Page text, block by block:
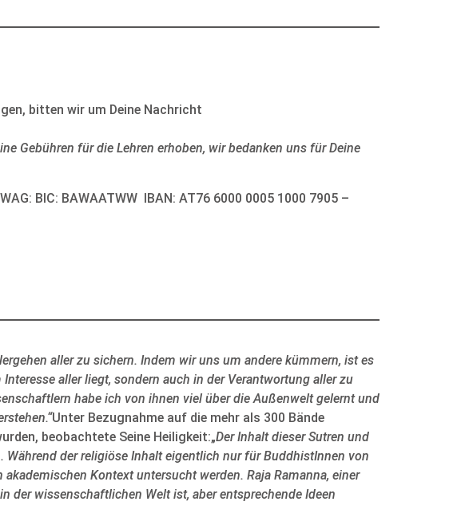
bitten wir um Deine Nachricht
Gebühren für die Lehren erhoben, wir bedanken uns für Deine
BIC: BAWAATWW IBAN: AT76 6000 0005 1000 7905 –
aller zu sichern. Indem wir uns um andere kümmern, ist es
aller liegt, sondern auch in der Verantwortung aller zu
habe ich von ihnen viel über die Außenwelt gelernt und
Unter Bezugnahme auf die mehr als 300 Bände
beobachtete Seine Heiligkeit:„Der Inhalt dieser Sutren und
der religiöse Inhalt eigentlich nur für BuddhistInnen von
Kontext untersucht werden. Raja Ramanna, einer
der wissenschaftlichen Welt ist, aber entsprechende Ideen